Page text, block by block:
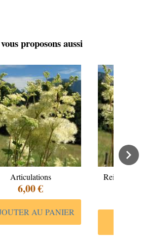
proposons aussi
Articulations
6,00 €
Reine des